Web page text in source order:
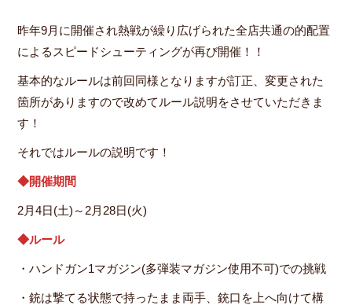
昨年9月に開催され熱戦が繰り広げられた全店共通の的配置
によるスピードシューティングが再び開催！！
基本的なルールは前回同様となりますが訂正、変更された
箇所がありますので改めてルール説明をさせていただきま
す！
それではルールの説明です！
◆開催期間
2月4日(土)～2月28日(火)
◆ルール
・ハンドガン1マガジン(多弾装マガジン使用不可)での挑戦
・銃は撃てる状態で持ったまま両手、銃口を上へ向けて構